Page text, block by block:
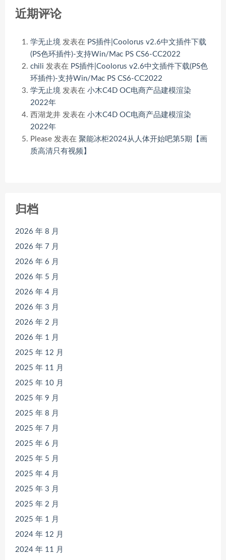
近期评论
学无止境 发表在 PS插件|Coolorus v2.6中文插件下载
(PS色环插件)-支持Win/Mac PS CS6-CC2022
chili 发表在 PS插件|Coolorus v2.6中文插件下载(PS色
环插件)-支持Win/Mac PS CS6-CC2022
学无止境 发表在 小木C4D OC电商产品建模渲染
2022年
西湖龙井 发表在 小木C4D OC电商产品建模渲染
2022年
Please 发表在 聚能冰柜2024从人体开始吧第5期【画
质高清只有视频】
归档
2026 年 8 月
2026 年 7 月
2026 年 6 月
2026 年 5 月
2026 年 4 月
2026 年 3 月
2026 年 2 月
2026 年 1 月
2025 年 12 月
2025 年 11 月
2025 年 10 月
2025 年 9 月
2025 年 8 月
2025 年 7 月
2025 年 6 月
2025 年 5 月
2025 年 4 月
2025 年 3 月
2025 年 2 月
2025 年 1 月
2024 年 12 月
2024 年 11 月